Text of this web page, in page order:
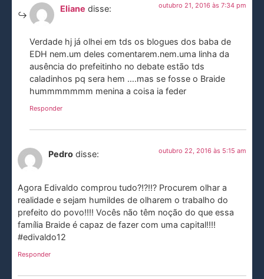
Eliane disse: outubro 21, 2016 às 7:34 pm
Verdade hj já olhei em tds os blogues dos baba de
EDH nem.um deles comentarem.nem.uma linha da
ausência do prefeitinho no debate estão tds
caladinhos pq sera hem ….mas se fosse o Braide
hummmmmmm menina a coisa ia feder
Responder
Pedro disse: outubro 22, 2016 às 5:15 am
Agora Edivaldo comprou tudo?!?!!? Procurem olhar a
realidade e sejam humildes de olharem o trabalho do
prefeito do povo!!!! Vocês não têm noção do que essa
família Braide é capaz de fazer com uma capital!!!!
#edivaldo12
Responder